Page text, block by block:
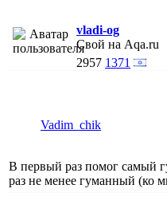
vladi-og
Свой на Aqa.ru
2957 1371
Vadim_chik
В первый раз помог самый
раз не менее гуманный (ко